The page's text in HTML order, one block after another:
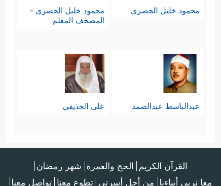
محمود خليل الحصري
محمود خليل الحصري -
المصحف المعلم
عبدالباسط عبدالصمد علي الحذيفي
القرآن الكريم الحج والعمرة شهر رمضان
معا نربي أبناءنا من أجل أسرتي تطوع معنا تواصل معنا